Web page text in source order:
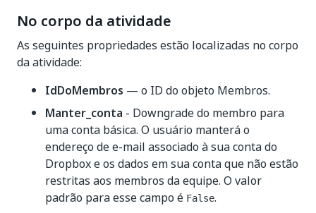
No corpo da atividade
As seguintes propriedades estão localizadas no corpo
da atividade:
IdDoMembros — o ID do objeto Membros.
Manter_conta - Downgrade do membro para
uma conta básica. O usuário manterá o
endereço de e-mail associado à sua conta do
Dropbox e os dados em sua conta que não estão
restritas aos membros da equipe. O valor
padrão para esse campo é False.